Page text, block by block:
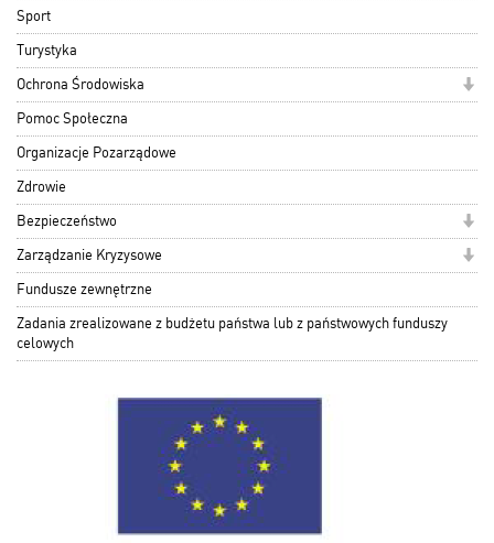
Sport
Turystyka
Ochrona Środowiska
Pomoc Społeczna
Organizacje Pozarządowe
Zdrowie
Bezpieczeństwo
Zarządzanie Kryzysowe
Fundusze zewnętrzne
Zadania zrealizowane z budżetu państwa lub z państwowych funduszy
celowych